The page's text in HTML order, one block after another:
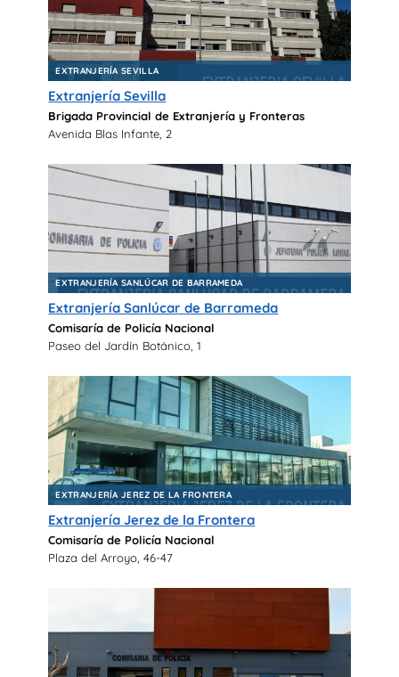
EXTRANJERÍA SEVILLA
Extranjería Sevilla
Brigada Provincial de Extranjería y Fronteras
Avenida Blas Infante, 2
EXTRANJERÍA SANLÚCAR DE BARRAMEDA
Extranjería Sanlúcar de Barrameda
Comisaría de Policía Nacional
Paseo del Jardín Botánico, 1
EXTRANJERÍA JEREZ DE LA FRONTERA
Extranjería Jerez de la Frontera
Comisaría de Policía Nacional
Plaza del Arroyo, 46-47